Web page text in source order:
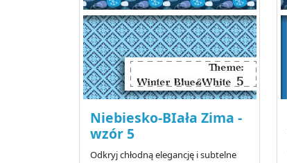
Niebiesko-BIała Zima -
wzór 5
Odkryj chłodną elegancję i subtelne